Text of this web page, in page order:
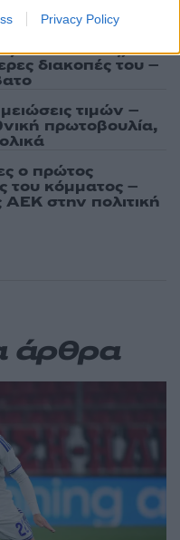
Privacy Policy
Μητσοτάκης,
διακοπές του –
τιμών –
πρωτοβουλία,
ο πρώτος
του κόμματος –
ΑΕΚ στην πολιτική
άρθρα